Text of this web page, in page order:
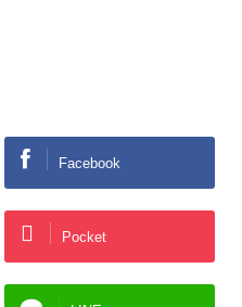
Facebook
Pocket